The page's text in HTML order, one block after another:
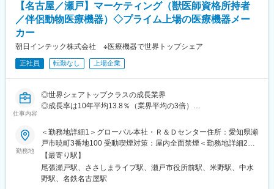
・トレーサビリティを含む性能データ管理、品質管理・保証や治
験対応補助
■扱うサービス
■業務の魅力
性の高い知見やスキルが身につきます。アウトプットが事業に直
結するダイナミズムと成長実感を得られます。
■組織構成
7名規模の少数精鋭開発チーム（2026年4月時点）
少人数の組織ゆえ、幅広い業務をご担当いただきます。
【名古屋／瀬戸】マーケティング（獣医師資格所持者
／伴侶動物医療機器）◇プライム上場の医療機器メー
カー
朝日インテック株式会社 ※医療機器で世界トップシェア
正社員 転勤なし 上場企業
仕事内容
◎世界シェアトップクラスの成長業界
◎成長率は10年平均13.8％（業界平均の3倍）
■業務内容：
ヒト向けの医療機器を取り扱ってきた当社で、新たにペット向け
の医療機器（細径内視鏡）の販売を開始しました。低侵襲動物医
療における当社のイメージ浸透を進めること、また伴侶動物事業
における売上・利益を拡大し、当社の一翼を担う事業にしていく
勤務地
＜勤務地詳細1＞グローバル本社・Ｒ＆Ｄセンター住所：愛知県瀬
戸市暁町3番地100 受動喫煙対策：屋内全面禁煙＜勤務地詳細2＞
名古屋オフィス住所：愛知県名古屋市中村区平池町4-60-12 グロ
ーバルゲート26階勤務地最寄駅：あおなみ線／ささしまライブ駅
受動喫煙対策：敷地内全面禁煙変更の範囲：会社の定める事業所
【最寄り駅】
尾張瀬戸駅、ささしまライブ駅、瀬戸市役所前駅、米野駅、中水
野駅、名鉄名古屋駅